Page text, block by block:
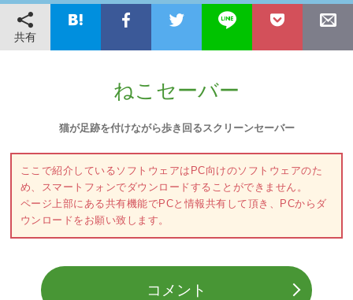
共有
ねこセーバー
猫が足跡を付けながら歩き回るスクリーンセーバー
ここで紹介しているソフトウェアはPC向けのソフトウェアのた
め、スマートフォンでダウンロードすることができません。
ページ上部にある共有機能でPCと情報共有して頂き、PCからダ
ウンロードをお願い致します。
コメント